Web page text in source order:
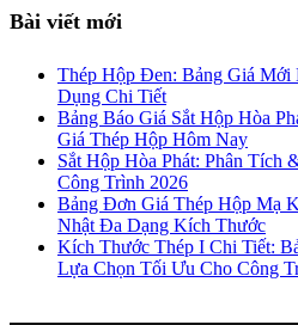
Bài viết mới
Thép Hộp Đen: Bảng Giá Mới
Dụng Chi Tiết
Bảng Báo Giá Sắt Hộp Hòa
Giá Thép Hộp Hôm Nay
Sắt Hộp Hòa Phát: Phân
Công Trình 2026
Bảng Đơn Giá Thép Hộp Mạ
Nhật Đa Dạng Kích Thước
Kích Thước Thép I Chi Tiết:
Lựa Chọn Tối Ưu Cho Công